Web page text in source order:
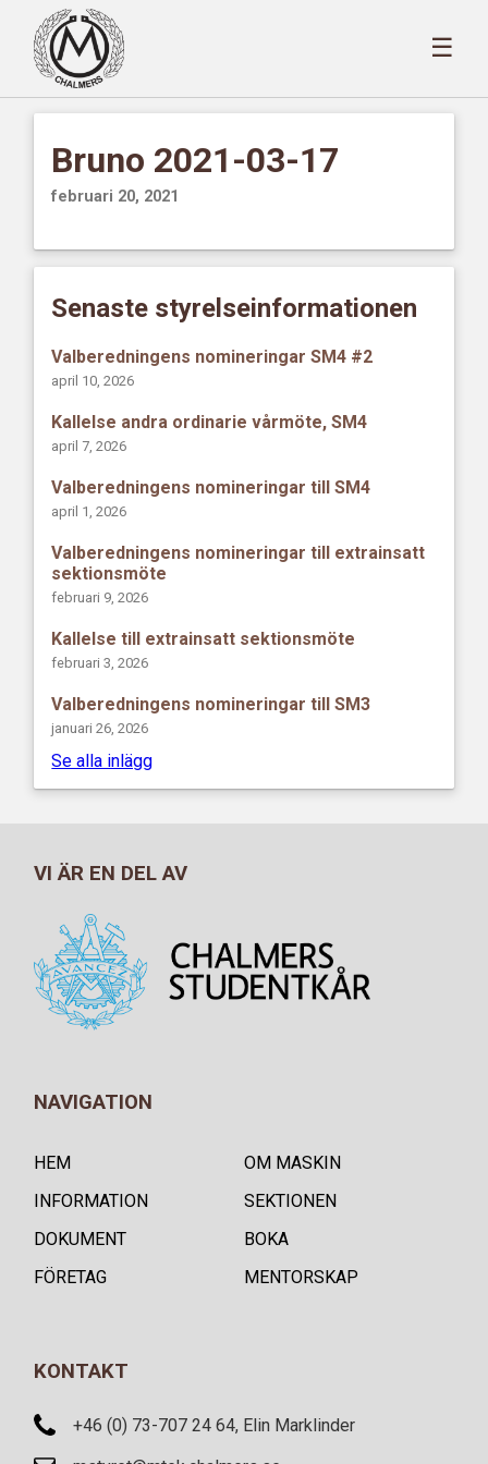
☰
Bruno 2021-03-17
februari 20, 2021
Senaste styrelseinformationen
Valberedningens nomineringar SM4 #2
april 10, 2026
Kallelse andra ordinarie vårmöte, SM4
april 7, 2026
Valberedningens nomineringar till SM4
april 1, 2026
Valberedningens nomineringar till extrainsatt
sektionsmöte
februari 9, 2026
Kallelse till extrainsatt sektionsmöte
februari 3, 2026
Valberedningens nomineringar till SM3
januari 26, 2026
Se alla inlägg
VI ÄR EN DEL AV
NAVIGATION
HEM
OM MASKIN
INFORMATION
SEKTIONEN
DOKUMENT
BOKA
FÖRETAG
MENTORSKAP
KONTAKT
+46 (0) 73-707 24 64, Elin Marklinder